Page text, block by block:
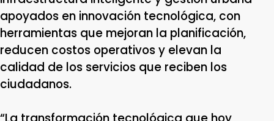
apoyados en innovación tecnológica, con
herramientas que mejoran la planificación,
reducen costos operativos y elevan la
calidad de los servicios que reciben los
ciudadanos.